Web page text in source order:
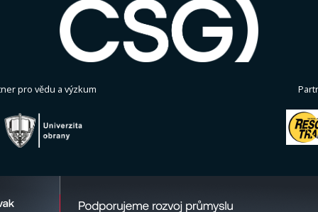
pro vědu a výzkum